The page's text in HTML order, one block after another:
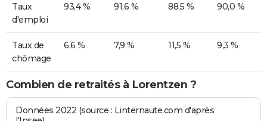
Taux
d'emploi
93,4 % 91,6 % 88,5 % 90,0 %
Taux de
chômage
6,6 % 7,9 % 11,5 % 9,3 %
Combien de retraités à Lorentzen ?
Données 2022 (source : Linternaute.com d'après